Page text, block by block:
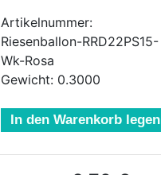
Artikelnummer:
Riesenballon-RRD22PS15-
Wk-Rosa
Gewicht: 0.3000
In den Warenkorb legen